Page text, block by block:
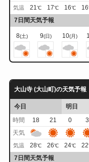
気温 21℃ 17℃ 16℃ 16
7日間天気予報
8(土) 9(日) 10(月)
大山寺 (大山町)の天気予報
今日
明日
時間
18 21 0 3
天気
気温 28℃ 26℃ 24℃ 22
7日間天気予報